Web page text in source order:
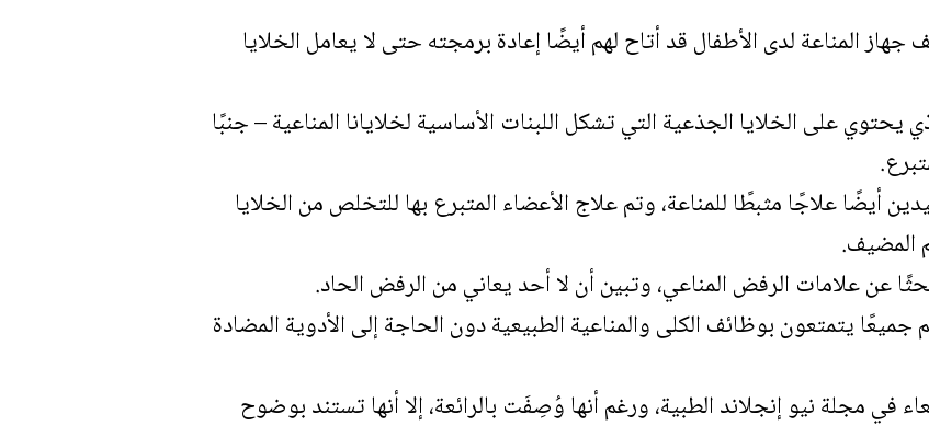
المناعة لدى الأطفال قد أتاح لهم أيضًا إعادة برمجته حتى لا يعامل الخلايا
يحتوي على الخلايا الجذعية التي تشكل اللبنات الأساسية لخلايانا المناعية – جنبًا
أيضًا علاجًا مثبطًا للمناعة، وتم علاج الأعضاء المتبرع بها للتخلص من الخلايا
المضيف.
عن علامات الرفض المناعي، وتبين أن لا أحد يعاني من الرفض الحاد.
بدا أنهم جميعًا يتمتعون بوظائف الكلى والمناعية الطبيعية دون الحاجة إلى الأدوية المضادة
في مجلة نيو إنجلاند الطبية، ورغم أنها وُصِفَت بالرائعة، إلا أنها تستند بوضوح